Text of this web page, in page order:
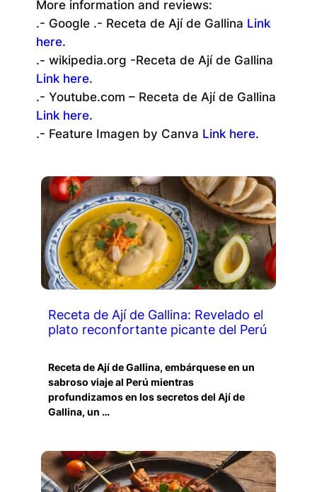
More information and reviews:
.- Google .- Receta de Ají de Gallina Link
here.
.- wikipedia.org -Receta de Ají de Gallina
Link here.
.- Youtube.com – Receta de Ají de Gallina
Link here.
.- Feature Imagen by Canva Link here.
Receta de Ají de Gallina: Revelado el
plato reconfortante picante del Perú
Receta de Ají de Gallina, embárquese en un
sabroso viaje al Perú mientras
profundizamos en los secretos del Ají de
Gallina, un …